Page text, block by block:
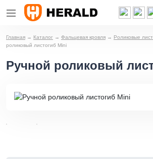
Главная → Каталог → Фальцевая кровля → Роликовые
роликовый листогиб Mini
Ручной роликовый